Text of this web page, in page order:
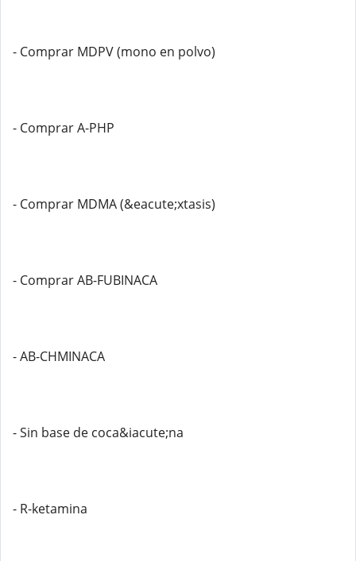
- Comprar MDPV (mono en polvo)
- Comprar A-PHP
- Comprar MDMA (&eacute;xtasis)
- Comprar AB-FUBINACA
- AB-CHMINACA
- Sin base de coca&iacute;na
- R-ketamina